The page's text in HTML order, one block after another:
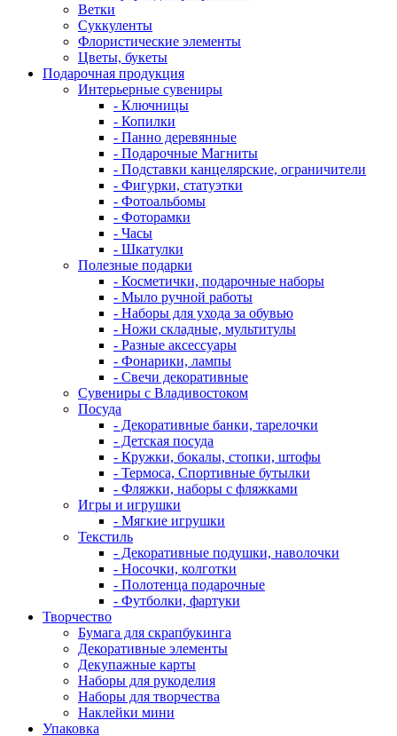
Ветки
Суккуленты
Флористические элементы
Цветы, букеты
Подарочная продукция
Интерьерные сувениры
- Ключницы
- Копилки
- Панно деревянные
- Подарочные Магниты
- Подставки канцелярские, ограничители
- Фигурки, статуэтки
- Фотоальбомы
- Фоторамки
- Часы
- Шкатулки
Полезные подарки
- Косметички, подарочные наборы
- Мыло ручной работы
- Наборы для ухода за обувью
- Ножи складные, мультитулы
- Разные аксессуары
- Фонарики, лампы
- Свечи декоративные
Сувениры с Владивостоком
Посуда
- Декоративные банки, тарелочки
- Детская посуда
- Кружки, бокалы, стопки, штофы
- Термоса, Спортивные бутылки
- Фляжки, наборы с фляжками
Игры и игрушки
- Мягкие игрушки
Текстиль
- Декоративные подушки, наволочки
- Носочки, колготки
- Полотенца подарочные
- Футболки, фартуки
Творчество
Бумага для скрапбукинга
Декоративные элементы
Декупажные карты
Наборы для рукоделия
Наборы для творчества
Наклейки мини
Упаковка